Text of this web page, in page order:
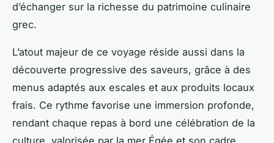
d’échanger sur la richesse du patrimoine culinaire
grec.
L’atout majeur de ce voyage réside aussi dans la
découverte progressive des saveurs, grâce à des
menus adaptés aux escales et aux produits locaux
frais. Ce rythme favorise une immersion profonde,
rendant chaque repas à bord une célébration de la